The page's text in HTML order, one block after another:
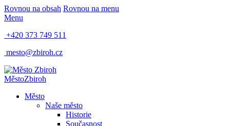
Rovnou na obsah Rovnou na menu
Menu
+420 373 749 511
mesto@zbiroh.cz
MěstoZbiroh
Město
Naše město
Historie
Současnost